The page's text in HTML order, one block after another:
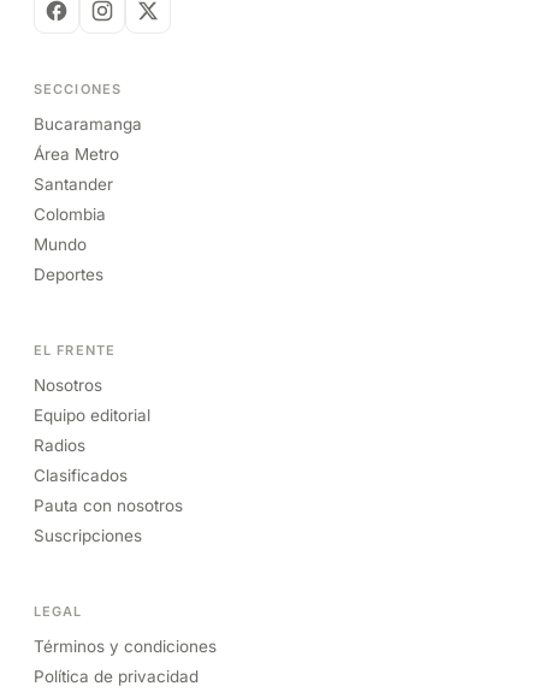
SECCIONES
Bucaramanga
Área Metro
Santander
Colombia
Mundo
Deportes
EL FRENTE
Nosotros
Equipo editorial
Radios
Clasificados
Pauta con nosotros
Suscripciones
LEGAL
Términos y condiciones
Política de privacidad